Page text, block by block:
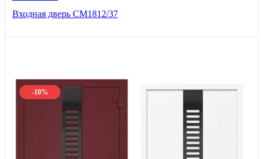
Входная дверь СМ1812/37
-10%